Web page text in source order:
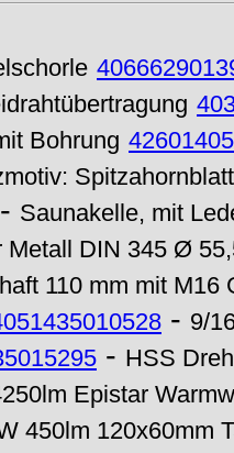
Bohrung
Spitzahornblatt
- Saunakelle, mit
Metall DIN 345 Ø
110 mm mit M16
- 9/
- HSS
Epistar
450lm 120x60mm